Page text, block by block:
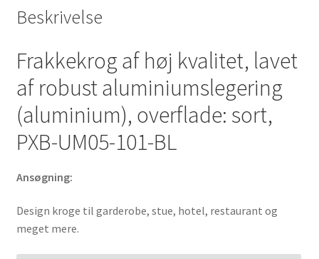
restauranter
meget
mere,
af
Sugatsune
/
LAMP®
antal
Beskrivelse
Frakkekrog af høj kvalitet, lavet
af robust aluminiumslegering
(aluminium), overflade: sort,
PXB-UM05-101-BL
Ansøgning:
Design kroge til garderobe, stue, hotel, restaurant og
meget mere.